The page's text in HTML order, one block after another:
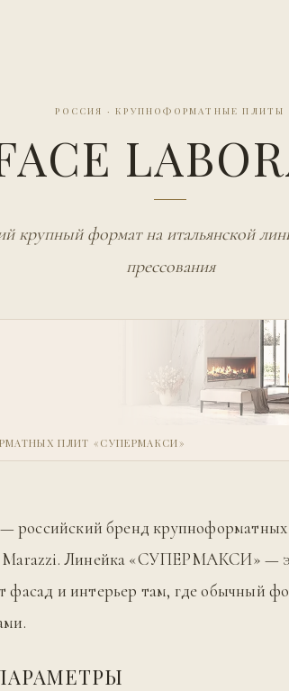
РОССИЯ ·КРУПНОФОРМАТНЫЕ ПЛИТЫ
крупный формат на итальянской
прессования
ПЛИТ «СУПЕРМАКСИ»
российский бренд
Marazzi. Линейка «СУПЕРМАКСИ» —
фасад и интерьер там, где обычный